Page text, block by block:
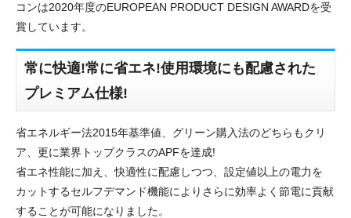
コンは2020年度のEUROPEAN PRODUCT DESIGN AWARDを受
賞しています。
常に快適!常に省エネ!使用環境にも配慮された
プレミアム仕様!
省エネルギー法2015年基準値、グリーン購入法のどちらもクリ
ア、更に業界トップクラスのAPFを達成!
省エネ性能に加え、快適性に配慮しつつ、設定値以上の電力を
カットするセルフデマンド機能によりさらに効率よく節電に貢献
することが可能になりました。